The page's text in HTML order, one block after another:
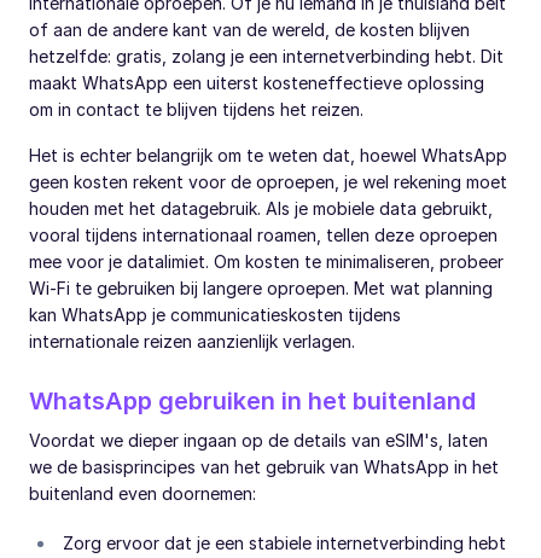
of aan de andere kant van de wereld, de kosten blijven
hetzelfde: gratis, zolang je een internetverbinding hebt. Dit
maakt WhatsApp een uiterst kosteneffectieve oplossing
om in contact te blijven tijdens het reizen.
Het is echter belangrijk om te weten dat, hoewel WhatsApp
geen kosten rekent voor de oproepen, je wel rekening moet
houden met het datagebruik. Als je mobiele data gebruikt,
vooral tijdens internationaal roamen, tellen deze oproepen
mee voor je datalimiet. Om kosten te minimaliseren, probeer
Wi-Fi te gebruiken bij langere oproepen. Met wat planning
kan WhatsApp je communicatieskosten tijdens
internationale reizen aanzienlijk verlagen.
WhatsApp gebruiken in het buitenland
Voordat we dieper ingaan op de details van eSIM's, laten
we de basisprincipes van het gebruik van WhatsApp in het
buitenland even doornemen:
Zorg ervoor dat je een stabiele internetverbinding hebt